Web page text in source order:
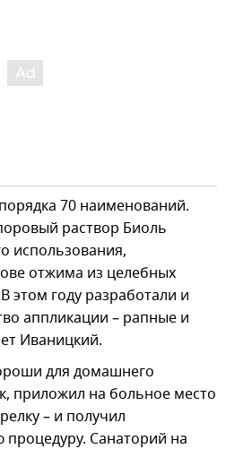
70 наименований.
раствор Биоль
использования,
отжима из целебных
этом году разработали и
аппликации – рапные и
Иваницкий.
для домашнего
приложил на больное место
– и получил
Санаторий на